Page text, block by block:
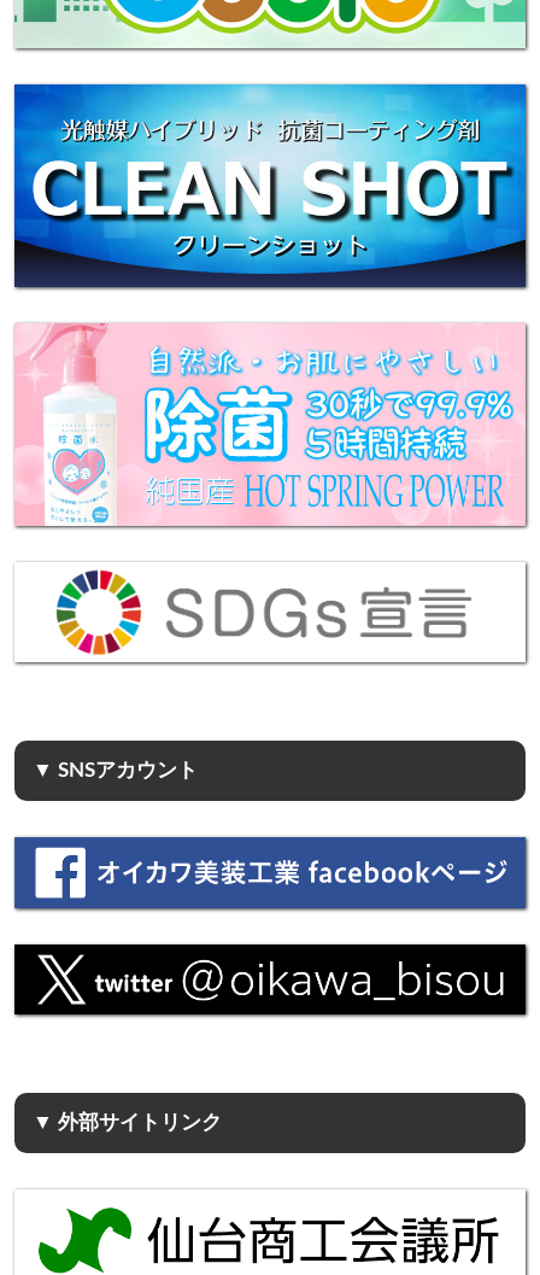
▼ SNSアカウント
▼ 外部サイトリンク